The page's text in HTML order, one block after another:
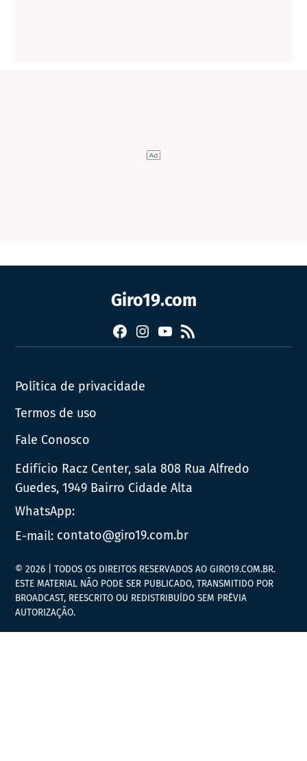
Giro19.com
FacebookInstagram
YouTube
RSS
Política de privacidade
Termos de uso
Fale Conosco
Edifício Racz Center, sala 808 Rua Alfredo
Guedes, 1949 Bairro Cidade Alta
WhatsApp:
E-mail: contato@giro19.com.br
© 2026 | TODOS OS DIREITOS RESERVADOS AO GIRO19.COM.BR.
ESTE MATERIAL NÃO PODE SER PUBLICADO, TRANSMITIDO POR
BROADCAST, REESCRITO OU REDISTRIBUÍDO SEM PRÉVIA
AUTORIZAÇÃO.